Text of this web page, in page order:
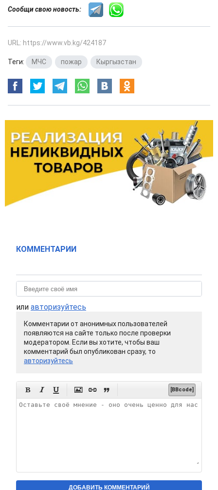
Сообщи свою новость:
URL: https://www.vb.kg/424187
Теги: МЧС пожар Кыргызстан
КОММЕНТАРИИ
или авторизуйтесь
Комментарии от анонимных пользователей
появляются на сайте только после проверки
модератором. Если вы хотите, чтобы ваш
комментарий был опубликован сразу, то
авторизуйтесь
      [BBcode]